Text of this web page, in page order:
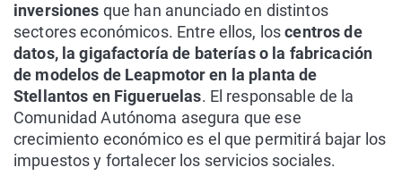
inversiones que han anunciado en distintos
sectores económicos. Entre ellos, loscentros de
datos, la gigafactoría de baterías o la fabricación
de modelos de Leapmotor en la planta de
Stellantos en Figueruelas. El responsable de la
Comunidad Autónoma asegura que ese
crecimiento económico es el que permitirá bajar los
impuestos y fortalecer los servicios sociales.